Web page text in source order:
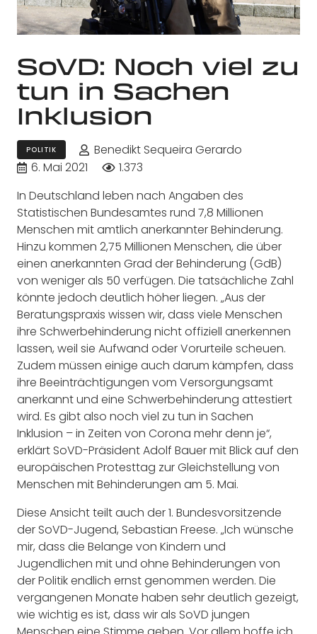
SoVD: Noch viel zu
tun in Sachen
Inklusion
POLITIK
Benedikt Sequeira Gerardo
6. Mai 2021
1.373
In Deutschland leben nach Angaben des
Statistischen Bundesamtes rund 7,8 Millionen
Menschen mit amtlich anerkannter Behinderung.
Hinzu kommen 2,75 Millionen Menschen, die über
einen anerkannten Grad der Behinderung (GdB)
von weniger als 50 verfügen. Die tatsächliche Zahl
könnte jedoch deutlich höher liegen. „Aus der
Beratungspraxis wissen wir, dass viele Menschen
ihre Schwerbehinderung nicht offiziell anerkennen
lassen, weil sie Aufwand oder Vorurteile scheuen.
Zudem müssen einige auch darum kämpfen, dass
ihre Beeinträchtigungen vom Versorgungsamt
anerkannt und eine Schwerbehinderung attestiert
wird. Es gibt also noch viel zu tun in Sachen
Inklusion – in Zeiten von Corona mehr denn je“,
erklärt SoVD-Präsident Adolf Bauer mit Blick auf den
europäischen Protesttag zur Gleichstellung von
Menschen mit Behinderungen am 5. Mai.
Diese Ansicht teilt auch der 1. Bundesvorsitzende
der SoVD-Jugend, Sebastian Freese. „Ich wünsche
mir, dass die Belange von Kindern und
Jugendlichen mit und ohne Behinderungen von
der Politik endlich ernst genommen werden. Die
vergangenen Monate haben sehr deutlich gezeigt,
wie wichtig es ist, dass wir als SoVD jungen